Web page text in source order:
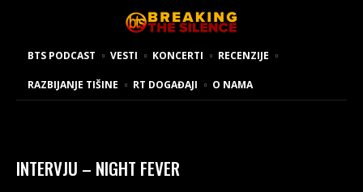
BTS PODCAST VESTI KONCERTI RECENZIJE
RAZBIJANJE TIŠINE RT DOGAĐAJI O NAMA
INTERVJU – NIGHT FEVER